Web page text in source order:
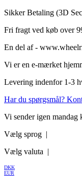
Videre
indhold
Sikker Betaling (3D
Fri fragt ved køb over
En del af -
Vi er en e-mærket
Levering indenfor 1-3
Har du spørgsmål?
Vi sender igen mandag
Vælg sprog |
Vælg valuta |
DKK
EUR